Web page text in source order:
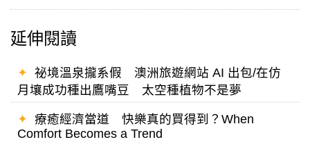
延伸閱讀
✦ 祕境溫泉攏系假 澳洲旅遊網站 AI 出包/在仿
月壤成功種出鷹嘴豆 太空種植物不是夢
✦ 療癒經濟當道 快樂真的買得到？When
Comfort Becomes a Trend